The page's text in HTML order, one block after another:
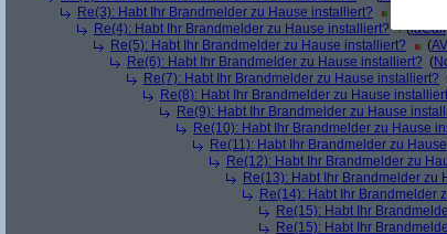
Re(3): Habt Ihr Brandmelder zu Hause installiert?
Re(4): Habt Ihr Brandmelder zu Hause installiert?
(laCall
Re(5): Habt Ihr Brandmelder zu Hause installiert?
(
Re(6): Habt Ihr Brandmelder zu Hause installiert? (
Re(7): Habt Ihr Brandmelder zu Hause installiert?
Re(8): Habt Ihr Brandmelder zu Hause
Re(9): Habt Ihr Brandmelder zu Hause
Re(10): Habt Ihr Brandmelder zu Hause
Re(11): Habt Ihr Brandmelder zu
Re(12): Habt Ihr Brandmelder zu
Re(13): Habt Ihr Brandmelder zu
Re(14): Habt Ihr Brandmelder
Re(15): Habt Ihr
Re(15): Habt Ihr